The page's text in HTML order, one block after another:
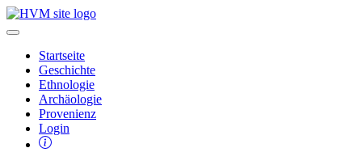
Startseite
Geschichte
Ethnologie
Archäologie
Provenienz
Login